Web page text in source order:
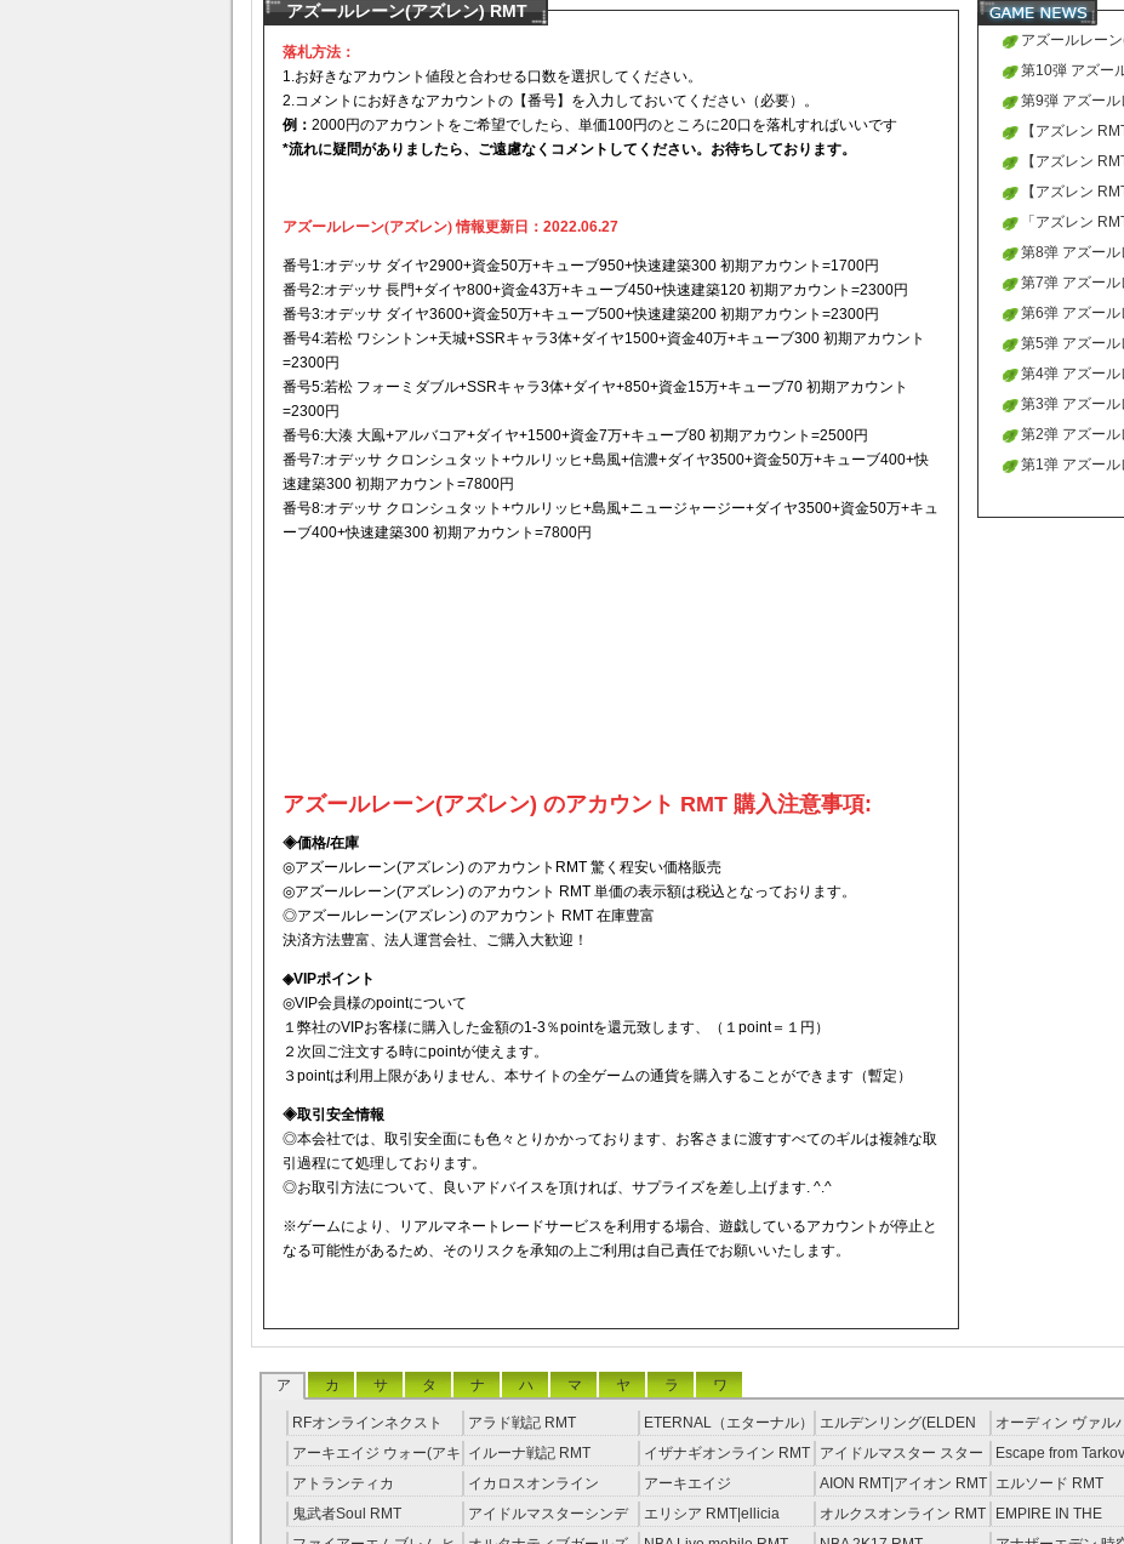
アズールレーン(アズレン) RMT
落札方法：
1.お好きなアカウント値段と合わせる口数を選択してください。
2.コメントにお好きなアカウントの【番号】を入力しておいてください（必要）。
例： 2000円のアカウントをご希望でしたら、単価100円のところに20口を落札すればいいです
*流れに疑問がありましたら、ご遠慮なくコメントしてください。お待ちしております。
アズールレーン(アズレン)情報更新日：2022.06.27
番号1:オデッサ ダイヤ2900+資金50万+キューブ950+快速建築300 初期アカウント=1700円
番号2:オデッサ 長門+ダイヤ800+資金43万+キューブ450+快速建築120 初期アカウント=2300円
番号3:オデッサ ダイヤ3600+資金50万+キューブ500+快速建築200 初期アカウント=2300円
番号4:若松 ワシントン+天城+SSRキャラ3体+ダイヤ1500+資金40万+キューブ300 初期アカウント
=2300円
番号5:若松 フォーミダブル+SSRキャラ3体+ダイヤ+850+資金15万+キューブ70 初期アカウント
=2300円
番号6:大湊 大鳯+アルバコア+ダイヤ+1500+資金7万+キューブ80 初期アカウント=2500円
番号7:オデッサ クロンシュタット+ウルリッヒ+島風+信濃+ダイヤ3500+資金50万+キューブ400+快
速建築300 初期アカウント=7800円
番号8:オデッサ クロンシュタット+ウルリッヒ+島風+ニュージャージー+ダイヤ3500+資金50万+キュ
ーブ400+快速建築300 初期アカウント=7800円
アズールレーン(アズレン) のアカウント RMT 購入注意事項:
◈価格/在庫
◎アズールレーン(アズレン) のアカウントRMT 驚く程安い価格販売
◎アズールレーン(アズレン) のアカウント RMT 単価の表示額は税込となっております。
◎アズールレーン(アズレン) のアカウント RMT 在庫豊富
決済方法豊富、法人運営会社、ご購入大歓迎！
◈VIPポイント
◎VIP会員様のpointについて
１弊社のVIPお客様に購入した金額の1-3％pointを還元致します、（１point＝１円）
２次回ご注文する時にpointが使えます。
３pointは利用上限がありません、本サイトの全ゲームの通貨を購入することができます（暫定）
◈取引安全情報
◎本会社では、取引安全面にも色々とりかかっております、お客さまに渡すすべてのギルは複雑な取
引過程にて処理しております。
◎お取引方法について、良いアドバイスを頂ければ、サプライズを差し上げます. ^.^
※ゲームにより、リアルマネートレードサービスを利用する場合、遊戯しているアカウントが停止と
なる可能性があるため、そのリスクを承知の上ご利用は自己責任でお願いいたします。
アズールレー
販売を開始致
第10弾 アズー
荷が入り、販
第9弾 アズー
が入り、販売
【アズレン
【アズレン
開催!
【アズレン
性能・スキル
「アズレン
成】
第8弹 アズー
が入り、販売
第7弹 アズー
が入り、販売
第6弹 アズー
が入り、販売
第5弹 アズー
が入り、販売
第4弹 アズー
が入り、販売
第3弹 アズー
が入り、販売
第2弹 アズー
が入り、販売
第1弹 アズー
ア カ サ タ ナ ハ マ ヤ ラ ワ
RFオンラインネクスト
RMT
アラド戦記 RMT
ETERNAL（エターナル）
RMT
エルデンリング(ELDEN
RING) RMT
オーディン ヴァル
イジング RMT
アーキエイジ ウォー(アキ
ウオ) RMT
イルーナ戦記 RMT イザナギオンライン RMT
アイドルマスター スター
ライトステージ RMT
Escape from
RMT
アトランティカ
RMT|Atlantica RMT
イカロスオンライン
RMT（予約制）
アーキエイジ
RMT|ArcheAge RMT（予
約制）
AION RMT|アイオン RMT エルソード RMT
鬼武者Soul RMT
アイドルマスターシンデ
レラガールズ(モバマス)
エリシア RMT|ellicia
RMT
オルクスオンライン RMT
EMPIRE IN THE
STORM（エンスト